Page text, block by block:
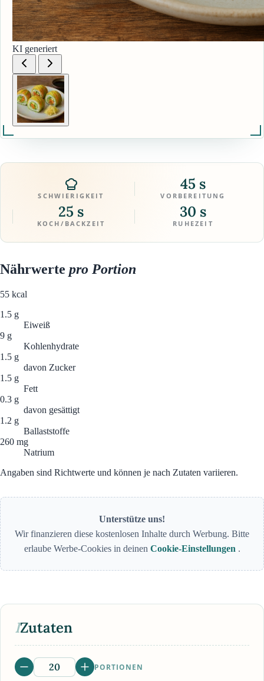
KI generiert
SCHWIERIGKEIT
45 s
VORBEREITUNG
25 s
KOCH/BACKZEIT
30 s
RUHEZEIT
Nährwerte pro Portion
55 kcal
1.5 g
Eiweiß
9 g
Kohlenhydrate
1.5 g
davon Zucker
1.5 g
Fett
0.3 g
davon gesättigt
1.2 g
Ballaststoffe
260 mg
Natrium
Angaben sind Richtwerte und können je nach Zutaten variieren.
Unterstütze uns!
Wir finanzieren diese kostenlosen Inhalte durch Werbung. Bitte
erlaube Werbe-Cookies in deinen Cookie-Einstellungen .
IZutaten
PORTIONEN